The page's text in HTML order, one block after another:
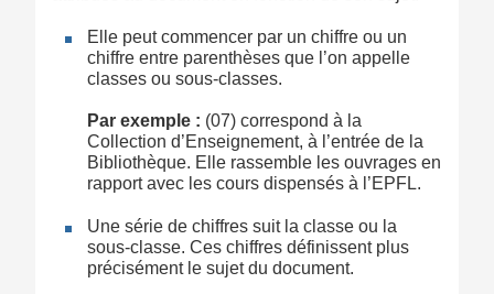
Elle peut commencer par un chiffre ou un
chiffre entre parenthèses que l’on appelle
classes ou sous-classes.
Par exemple : (07) correspond à la
Collection d’Enseignement, à l’entrée de la
Bibliothèque. Elle rassemble les ouvrages en
rapport avec les cours dispensés à l’EPFL.
Une série de chiffres suit la classe ou la
sous-classe. Ces chiffres définissent plus
précisément le sujet du document.